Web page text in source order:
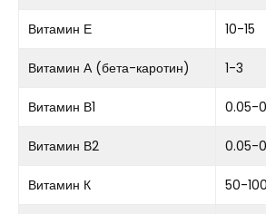
Витамин Е 10-15
Витамин А (бета-каротин) 1-3
Витамин В1 0.05-
Витамин В2 0.05-
Витамин К 50-